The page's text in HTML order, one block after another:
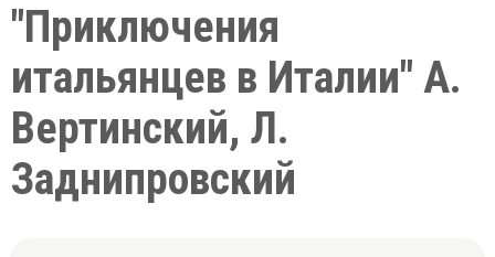
"Приключения
итальянцев в Италии" А.
Вертинский, Л.
Заднипровский